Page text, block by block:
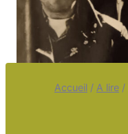
Accueil / A lire /